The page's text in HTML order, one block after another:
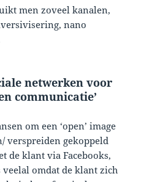
men zoveel kanalen,
nano
netwerken voor
communicatie’
om een ‘open’ image
verspreiden gekoppeld
de klant via Facebooks,
omdat de klant zich